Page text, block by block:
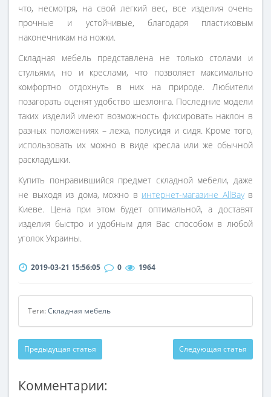
что, несмотря, на свой легкий вес, все изделия очень
прочные и устойчивые, благодаря пластиковым
наконечникам на ножки.
Складная мебель представлена не только столами и
стульями, но и креслами, что позволяет максимально
комфортно отдохнуть в них на природе. Любители
позагорать оценят удобство шезлонга. Последние модели
таких изделий имеют возможность фиксировать наклон в
разных положениях – лежа, полусидя и сидя. Кроме того,
использовать их можно в виде кресла или же обычной
раскладушки.
Купить понравившийся предмет складной мебели, даже
не выходя из дома, можно в интернет-магазине AllBayв
Киеве. Цена при этом будет оптимальной, а доставят
изделия быстро и удобным для Вас способом в любой
уголок Украины.
2019-03-21 15:56:05 0 1964
Теги:Складная мебель
Предыдущая статья Следующая статья
Комментарии: